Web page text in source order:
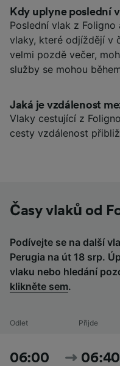
Kdy uplyne poslední
Poslední vlak z
vlaky, které odjíždějí v
velmi pozdě večer,
služby se mohou
Jaká je vzdálenost
Vlaky cestující z
cesty vzdálenost
Časy vlaků od
Podívejte se na další
Perugia na út 18 srp.
vlaku nebo hledání
klikněte sem.
Odlet Přijde
06:00 06:40